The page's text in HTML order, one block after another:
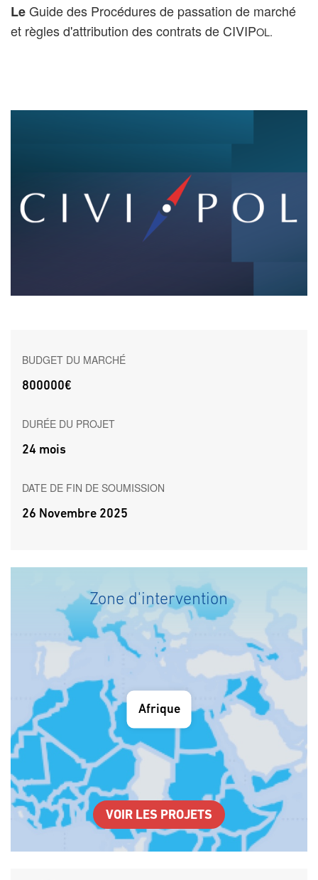
LeGuide des Procédures de passation de marché
et règles d'attribution des contrats de CIVIPOL.
BUDGET DU MARCHÉ
800000€
DURÉE DU PROJET
24 mois
DATE DE FIN DE SOUMISSION
26 Novembre 2025
Zone d'intervention
Afrique
VOIR LES PROJETS